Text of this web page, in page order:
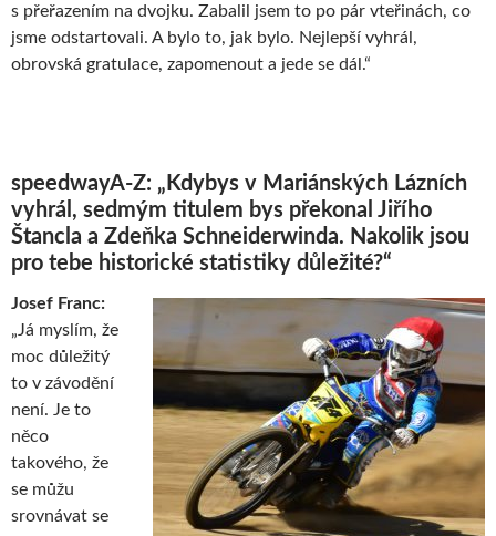
s přeřazením na dvojku. Zabalil jsem to po pár vteřinách, co
jsme odstartovali. A bylo to, jak bylo. Nejlepší vyhrál,
obrovská gratulace, zapomenout a jede se dál.“
speedwayA-Z: „Kdybys v Mariánských Lázních
vyhrál, sedmým titulem bys překonal Jiřího
Štancla a Zdeňka Schneiderwinda. Nakolik jsou
pro tebe historické statistiky důležité?“
Josef Franc:
„Já myslím, že
moc důležitý
to v závodění
není. Je to
něco
takového, že
se můžu
srovnávat se